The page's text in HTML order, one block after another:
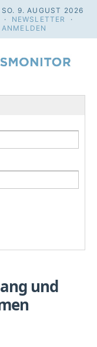
SO. 9. AUGUST 2026
· NEWSLETTER
·
ANMELDEN
und